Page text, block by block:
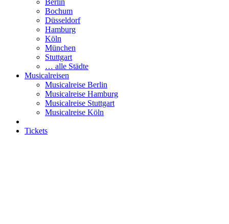
Berlin
Bochum
Düsseldorf
Hamburg
Köln
München
Stuttgart
… alle Städte
Musicalreisen
Musicalreise Berlin
Musicalreise Hamburg
Musicalreise Stuttgart
Musicalreise Köln
Tickets